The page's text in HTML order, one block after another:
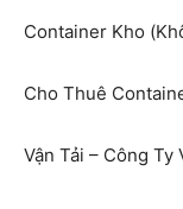
Container Kho
Cho Thuê
Vận Tải – Công Ty